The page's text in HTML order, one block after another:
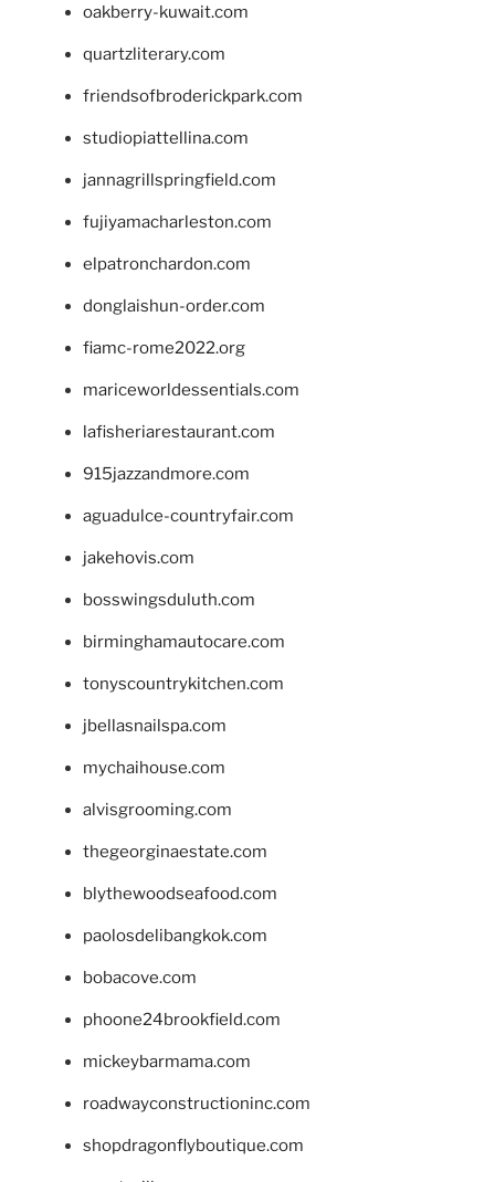
oakberry-kuwait.com
quartzliterary.com
friendsofbroderickpark.com
studiopiattellina.com
jannagrillspringfield.com
fujiyamacharleston.com
elpatronchardon.com
donglaishun-order.com
fiamc-rome2022.org
mariceworldessentials.com
lafisheriarestaurant.com
915jazzandmore.com
aguadulce-countryfair.com
jakehovis.com
bosswingsduluth.com
birminghamautocare.com
tonyscountrykitchen.com
jbellasnailspa.com
mychaihouse.com
alvisgrooming.com
thegeorginaestate.com
blythewoodseafood.com
paolosdelibangkok.com
bobacove.com
phoone24brookfield.com
mickeybarmama.com
roadwayconstructioninc.com
shopdragonflyboutique.com